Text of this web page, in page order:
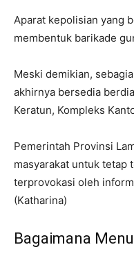
Aparat kepolisian yang
membentuk barikade
Meski demikian,
akhirnya bersedia
Keratun, Kompleks
Pemerintah Provinsi
masyarakat untuk tetap
terprovokasi oleh
(Katharina)
Bagaimana